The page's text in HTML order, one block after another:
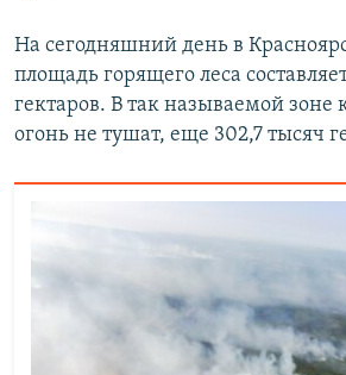
На сегодняшний день в
площадь горящего леса
гектаров. В так называемой зоне
огонь не тушат, еще 302,7 тысяч